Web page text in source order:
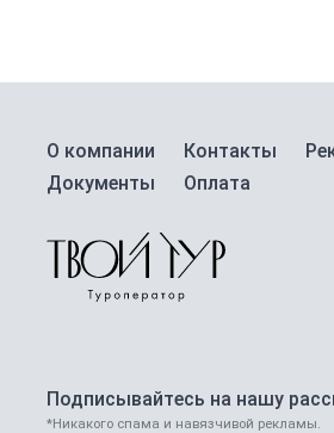
Подписывайтесь на нашу
*Никакого спама и навязчивой рекламы.
О компании Контакты
Документы
Оплата